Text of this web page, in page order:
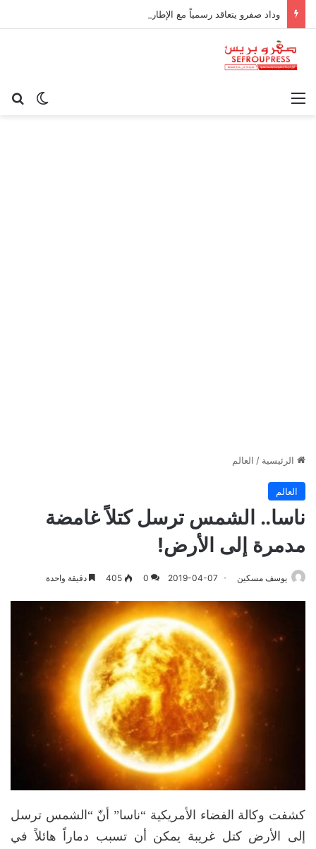
الوضع القائمة
الرئيسية / العالم
العالم
ناسا.. الشمس ترسل كتلاً غامضة
مدمرة إلى الأرض!
يوسف مسكين 2019-04-07
0
405 دقيقة واحدة
كشفت وكالة الفضاء الأمريكية “ناسا” أنّ “الشمس ترسل
إلى الأرض كتل غريبة يمكن أن تسبب دماراً هائلاً في